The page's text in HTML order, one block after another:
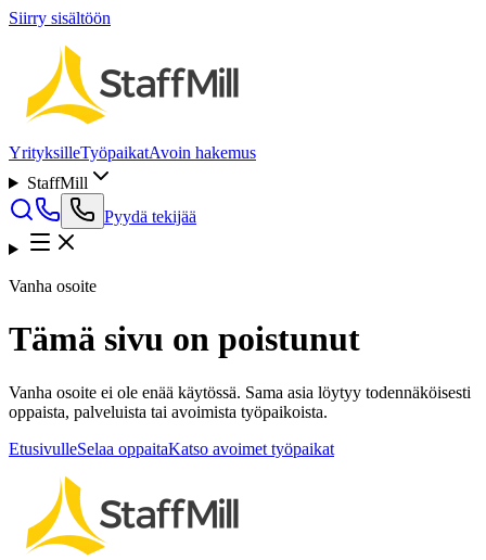
Siirry sisältöön
YrityksilleTyöpaikatAvoin hakemus
StaffMill
Pyydä tekijää
Vanha osoite
Tämä sivu on poistunut
Vanha osoite ei ole enää käytössä. Sama asia löytyy todennäköisesti
oppaista, palveluista tai avoimista työpaikoista.
EtusivulleSelaa oppaitaKatso avoimet työpaikat